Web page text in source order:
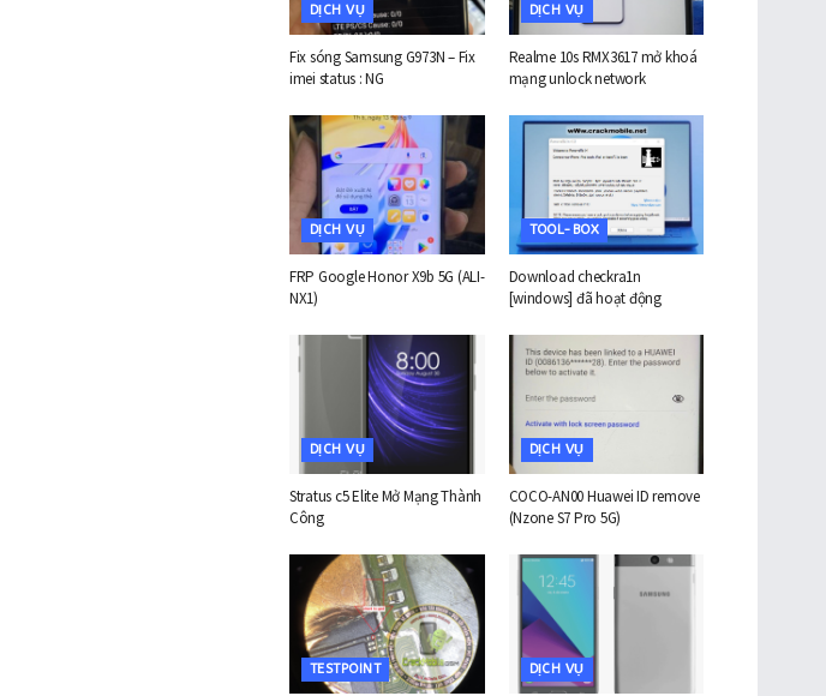
DỊCH VỤ
Fix sóng Samsung G973N – Fix
imei status : NG
DỊCH VỤ
Realme 10s RMX3617 mở khoá
mạng unlock network
DỊCH VỤ
FRP Google Honor X9b 5G (ALI-
NX1)
TOOL-BOX
Download checkra1n
[windows] đã hoạt động
DỊCH VỤ
Stratus c5 Elite Mở Mạng Thành
Công
DỊCH VỤ
COCO-AN00 Huawei ID remove
(Nzone S7 Pro 5G)
TESTPOINT DỊCH VỤ